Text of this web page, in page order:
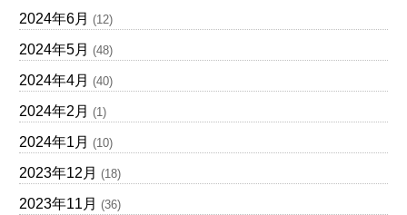
2024年6月 (12)
2024年5月 (48)
2024年4月 (40)
2024年2月 (1)
2024年1月 (10)
2023年12月 (18)
2023年11月 (36)